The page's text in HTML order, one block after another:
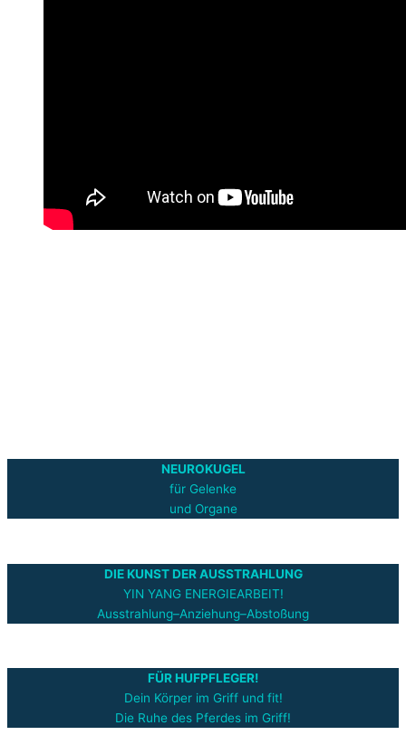
NEUROKUGEL
für Gelenke
und Organe
DIE KUNST DER AUSSTRAHLUNG
YIN YANG ENERGIEARBEIT!
Ausstrahlung–Anziehung–Abstoßung
FÜR HUFPFLEGER!
Dein Körper im Griff und fit!
Die Ruhe des Pferdes im Griff!